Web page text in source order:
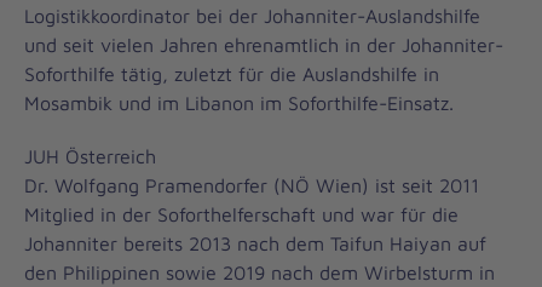
Logistikkoordinator bei der Johanniter-Auslandshilfe
und seit vielen Jahren ehrenamtlich in der Johanniter-
Soforthilfe tätig, zuletzt für die Auslandshilfe in
Mosambik und im Libanon im Soforthilfe-Einsatz.
JUH Österreich
Dr. Wolfgang Pramendorfer (NÖ Wien) ist seit 2011
Mitglied in der Soforthelferschaft und war für die
Johanniter bereits 2013 nach dem Taifun Haiyan auf
den Philippinen sowie 2019 nach dem Wirbelsturm in